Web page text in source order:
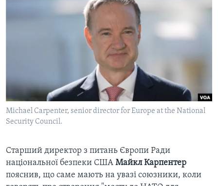
ІСТОРІЇ УСПІХУ УКРАЇНЦІВ
БРИФІНГ ГОЛОСУ АМЕРИКИ
СТУДІЯ ВАШИНГТОН
ВІКНО В АМЕРИКУ
ПРАЙМ-ТАЙМ
Мови
Michael Carpenter, senior director for Europe at the National
Security Council.
Старший директор з питань Європи Ради
національної безпеки США Майкл Карпентер
пояснив, що саме мають на увазі союзники, коли